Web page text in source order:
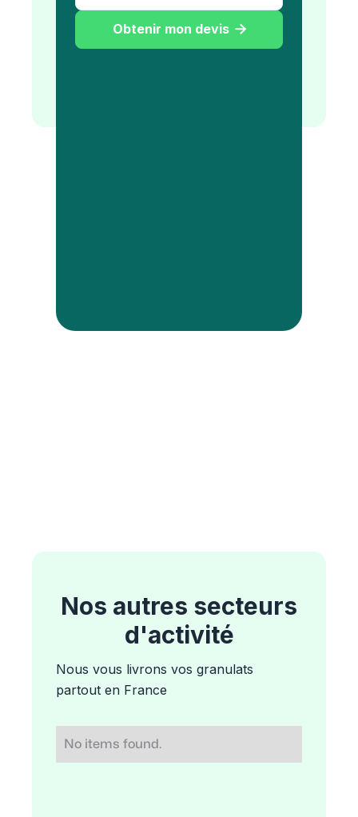
Obtenir mon devis 
Nos autres secteurs
d'activité
Nous vous livrons vos granulats
partout en France
No items found.